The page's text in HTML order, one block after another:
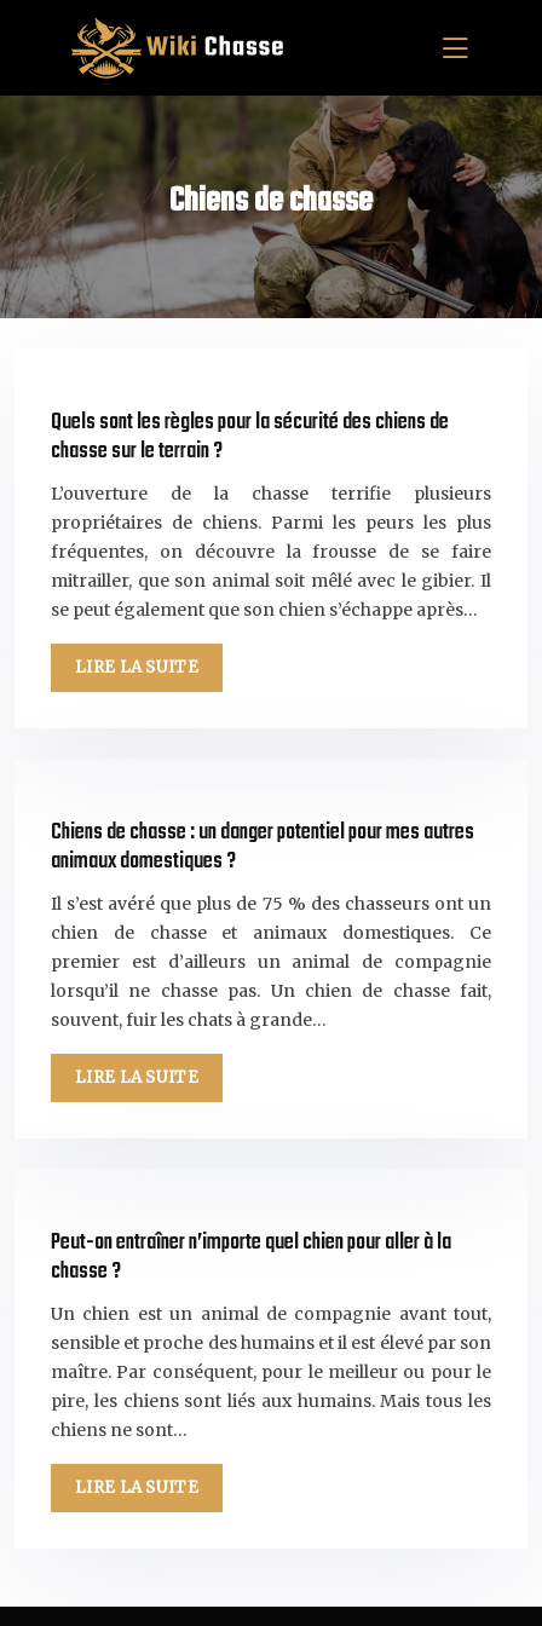
Chiens de chasse
Quels sont les règles pour la sécurité des chiens de
chasse sur le terrain ?
L’ouverture de la chasse terrifie plusieurs
propriétaires de chiens. Parmi les peurs les plus
fréquentes, on découvre la frousse de se faire
mitrailler, que son animal soit mêlé avec le gibier. Il
se peut également que son chien s’échappe après…
LIRE LA SUITE
Chiens de chasse : un danger potentiel pour mes autres
animaux domestiques ?
Il s’est avéré que plus de 75 % des chasseurs ont un
chien de chasse et animaux domestiques. Ce
premier est d’ailleurs un animal de compagnie
lorsqu’il ne chasse pas. Un chien de chasse fait,
souvent, fuir les chats à grande…
LIRE LA SUITE
Peut-on entraîner n’importe quel chien pour aller à la
chasse ?
Un chien est un animal de compagnie avant tout,
sensible et proche des humains et il est élevé par son
maître. Par conséquent, pour le meilleur ou pour le
pire, les chiens sont liés aux humains. Mais tous les
chiens ne sont…
LIRE LA SUITE